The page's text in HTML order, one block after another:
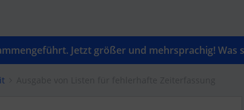
Jetzt größer und mehrsprachig! Was